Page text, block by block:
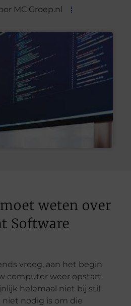
MC Groep.nl
weten over
Software
vroeg, aan het begin
computer weer opstart
helemaal niet bij stil
niet nodig is om die